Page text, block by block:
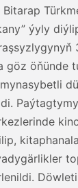
Bitarap
ýyly
göz öňünde